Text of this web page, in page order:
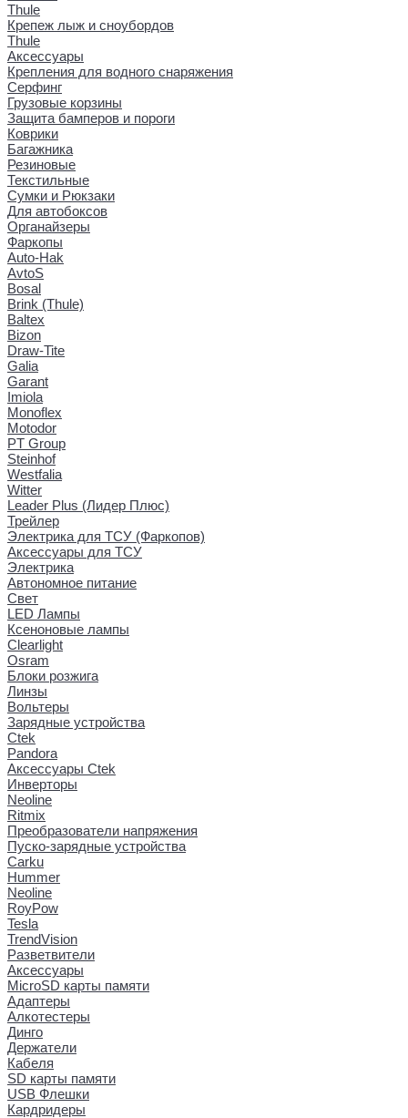
Thule
Крепеж лыж и сноубордов
Thule
Аксессуары
Крепления для водного снаряжения
Серфинг
Грузовые корзины
Защита бамперов и пороги
Коврики
Багажника
Резиновые
Текстильные
Сумки и Рюкзаки
Для автобоксов
Органайзеры
Фаркопы
Auto-Hak
AvtoS
Bosal
Brink (Thule)
Baltex
Bizon
Draw-Tite
Galia
Garant
Imiola
Monoflex
Motodor
PT Group
Steinhof
Westfalia
Witter
Leader Plus (Лидер Плюс)
Трейлер
Электрика для ТСУ (Фаркопов)
Аксессуары для ТСУ
Электрика
Автономное питание
Свет
LED Лампы
Ксеноновые лампы
Clearlight
Osram
Блоки розжига
Линзы
Вольтеры
Зарядные устройства
Ctek
Pandora
Аксессуары Ctek
Инверторы
Neoline
Ritmix
Преобразователи напряжения
Пуско-зарядные устройства
Carku
Hummer
Neoline
RoyPow
Tesla
TrendVision
Разветвители
Аксессуары
MicroSD карты памяти
Адаптеры
Алкотестеры
Динго
Держатели
Кабеля
SD карты памяти
USB Флешки
Кардридеры